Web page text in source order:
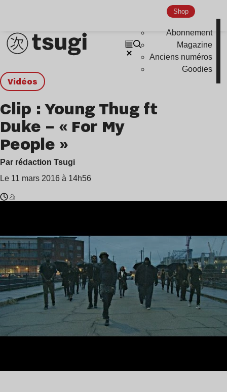
Shop
Abonnement
Magazine
Anciens numéros
Goodies
Vidéos
Clip : Young Thug ft
Duke – « For My
People »
Par rédaction Tsugi
Le 11 mars 2016 à 14h56
:
1
min
Duke